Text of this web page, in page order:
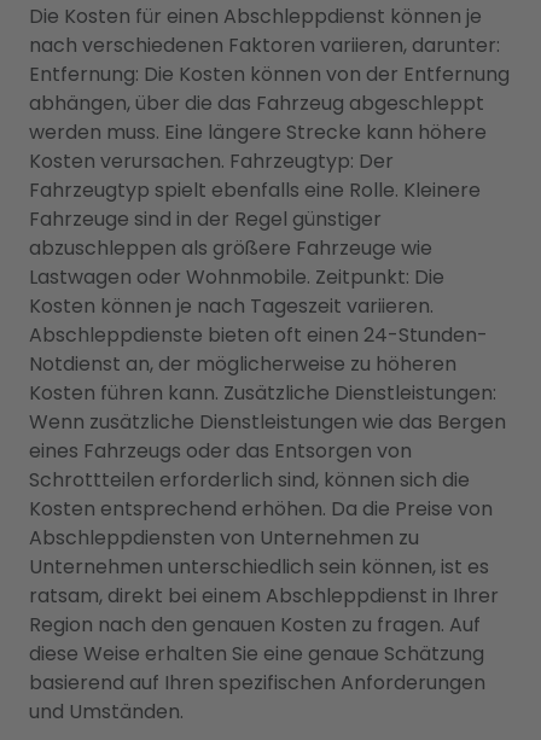
Die Kosten für einen Abschleppdienst können je
nach verschiedenen Faktoren variieren, darunter:
Entfernung: Die Kosten können von der Entfernung
abhängen, über die das Fahrzeug abgeschleppt
werden muss. Eine längere Strecke kann höhere
Kosten verursachen. Fahrzeugtyp: Der
Fahrzeugtyp spielt ebenfalls eine Rolle. Kleinere
Fahrzeuge sind in der Regel günstiger
abzuschleppen als größere Fahrzeuge wie
Lastwagen oder Wohnmobile. Zeitpunkt: Die
Kosten können je nach Tageszeit variieren.
Abschleppdienste bieten oft einen 24-Stunden-
Notdienst an, der möglicherweise zu höheren
Kosten führen kann. Zusätzliche Dienstleistungen:
Wenn zusätzliche Dienstleistungen wie das Bergen
eines Fahrzeugs oder das Entsorgen von
Schrottteilen erforderlich sind, können sich die
Kosten entsprechend erhöhen. Da die Preise von
Abschleppdiensten von Unternehmen zu
Unternehmen unterschiedlich sein können, ist es
ratsam, direkt bei einem Abschleppdienst in Ihrer
Region nach den genauen Kosten zu fragen. Auf
diese Weise erhalten Sie eine genaue Schätzung
basierend auf Ihren spezifischen Anforderungen
und Umständen.